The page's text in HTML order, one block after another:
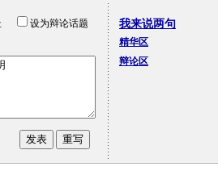
设为辩论话题
我来说两句
精华区
辩论区